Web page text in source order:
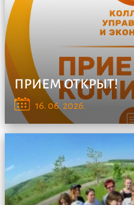
ПРИЕМ ОТКРЫТ!
Уважаемые абитуриенты
управления ...
16. 06. 2026.